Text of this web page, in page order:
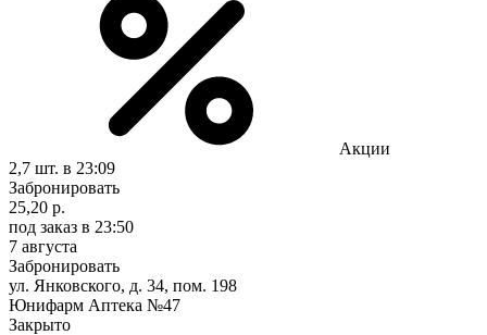
Акции
2,7 шт. в 23:09
Забронировать
25,20 р.
под заказ в 23:50
7 августа
Забронировать
ул. Янковского, д. 34, пом. 198
Юнифарм Аптека №47
Закрыто